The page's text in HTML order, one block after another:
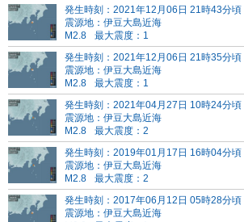
発生時刻：2021年12月06日 21時43分頃
震源地：伊豆大島近海
M2.8
最大震度：1
発生時刻：2021年12月06日 21時35分頃
震源地：伊豆大島近海
M2.8
最大震度：1
発生時刻：2021年04月27日 10時24分頃
震源地：伊豆大島近海
M2.8
最大震度：2
発生時刻：2019年01月17日 16時04分頃
震源地：伊豆大島近海
M2.8
最大震度：2
発生時刻：2017年06月12日 05時28分頃
震源地：伊豆大島近海